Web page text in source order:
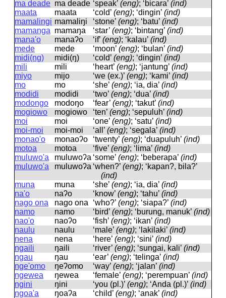
ma deade ma deade ‘speak’ (eng); ‘bicara’ (ind)
maata
maata ‘cold’ (eng); ‘dingin’ (ind)
mamalingi mamaliŋi ‘stone’ (eng); ‘batu’ (ind)
mamanga mamaŋa ‘star’ (eng); ‘bintang’ (ind)
mana'o
manaʔo ‘if’ (eng); ‘kalau’ (ind)
mede
mede ‘moon’ (eng); ‘bulan’ (ind)
midi(ng)
midi(ŋ) ‘cold’ (eng); ‘dingin’ (ind)
mili
mili ‘heart’ (eng); ‘jantung’ (ind)
miyo
mijo ‘we (ex.)’ (eng); ‘kami’ (ind)
mo
mo ‘she’ (eng); ‘ia, dia’ (ind)
modidi
modidi ‘two’ (eng); ‘dua’ (ind)
modongo
modoŋo ‘fear’ (eng); ‘takut’ (ind)
mogiowo
moɡiowo ‘ten’ (eng); ‘sepuluh’ (ind)
moi
moi ‘one’ (eng); ‘satu’ (ind)
moi-moi
moi-moi ‘all’ (eng); ‘segala’ (ind)
monao'o
monaoʔo ‘twenty’ (eng); ‘duapuluh’ (ind)
motoa
motoa ‘five’ (eng); ‘lima’ (ind)
muluwo'a
muluwoʔa ‘some’ (eng); ‘beberapa’ (ind)
muluwo'a
muluwoʔa ‘when?’ (eng); ‘kapan?, bila?’
(ind)
muna
muna ‘she’ (eng); ‘ia, dia’ (ind)
na'o
naʔo ‘know’ (eng); ‘tahu’ (ind)
nago ona
naɡo ona ‘who?’ (eng); ‘siapa?’ (ind)
namo
namo ‘bird’ (eng); ‘burung, manuk’ (ind)
nao'o
naoʔo ‘fish’ (eng); ‘ikan’ (ind)
naulu
naulu ‘male’ (eng); ‘lakilaki’ (ind)
nena
nena ‘here’ (eng); ‘sini’ (ind)
ngaili
ŋaili ‘river’ (eng); ‘sungai, kali’ (ind)
ngau
ŋau ‘ear’ (eng); ‘telinga’ (ind)
nge'omo
ŋeʔomo ‘way’ (eng); ‘jalan’ (ind)
ngewea
ŋewea ‘female’ (eng); ‘perempuan’ (ind)
ngini
ŋini ‘you (pl.)’ (eng); ‘Anda (pl.)’ (ind)
ngoa'a
ŋoaʔa ‘child’ (eng); ‘anak’ (ind)